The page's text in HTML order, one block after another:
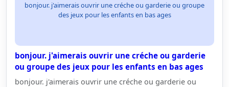
bonjour. j'aimerais ouvrir une créche ou garderie ou groupe
des jeux pour les enfants en bas ages
bonjour. j'aimerais ouvrir une créche ou garderie
ou groupe des jeux pour les enfants en bas ages
bonjour. j'aimerais ouvrir une créche ou garderie ou